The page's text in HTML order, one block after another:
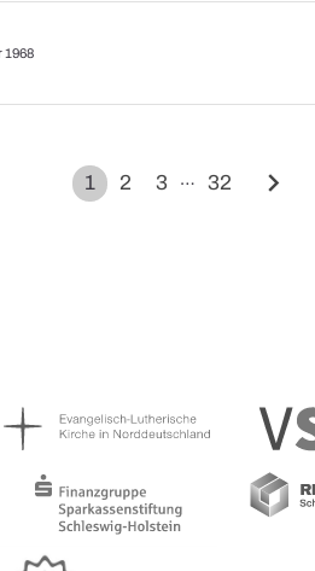
1968
1 2 3 … 32 chevron_right